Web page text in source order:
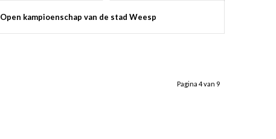
Open kampioenschap van de stad Weesp
Pagina 4 van 9